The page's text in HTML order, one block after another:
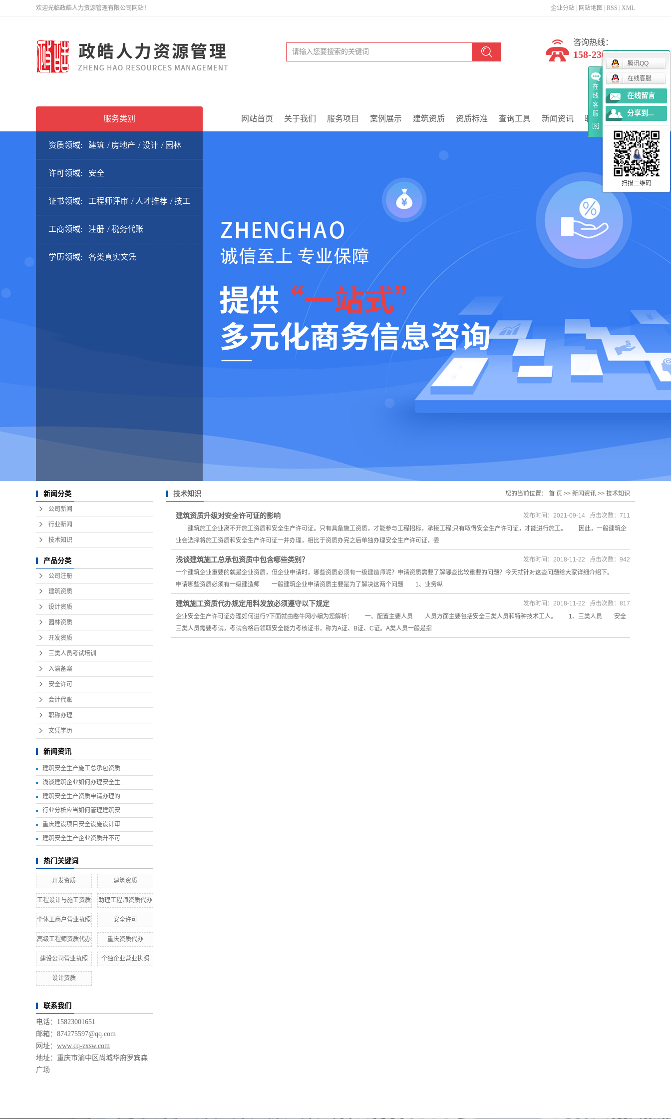
欢迎光临政皓人力资源管理有限公司网站！ 企业分站 网站地图 RSS XML
咨询热线：
158-2300-1651
服务类别 网站首页 关于我们 服务项目 案例展示 建筑资质 资质标准 查询工具 新闻资讯 联系我们
资质领域: 建筑 房地产 设计 园林
许可领域: 安全
证书领域: 工程师评审 人才推荐 技工
工商领域: 注册 税务代账
学历领域: 各类真实文凭
新闻分类
公司新闻
行业新闻
技术知识
产品分类
公司注册
建筑资质
设计资质
园林资质
开发资质
三类人员考试培训
入渝备案
安全许可
会计代账
职称办理
文凭学历
新闻资讯
建筑安全生产施工总承包资质...
浅谈建筑企业如何办理安全生...
建筑安全生产资质申请办理的...
行业分析应当如何管理建筑安...
重庆建设项目安全设施设计审...
建筑安全生产企业资质升不可...
热门关键词
开发资质 建筑资质
工程设计与施工资质 助理工程师资质代办
个体工商户营业执照 安全许可
高级工程师资质代办 重庆资质代办
建设公司营业执照 个独企业营业执照
设计资质
联系我们
电话：15823001651
邮箱：874275597@qq.com
网址： www.cq-zxsw.com
地址：重庆市渝中区尚城华府罗宾森
广场
技术知识 您的当前位置： 首 页 >> 新闻资讯 >> 技术知识
建筑资质升级对安全许可证的影响
建筑施工企业离不开施工资质和安全生产许可证。只有具备施工资质，才能参与工程招标，承接工程;只有取得安全生产许可证，才能进行施工。 因此，一般建筑企
业会选择将施工资质和安全生产许可证一并办理，相比于资质办完之后单独办理安全生产许可证，委
发布时间：2021-09-14 点击次数：711
浅谈建筑施工总承包资质中包含哪些类别？
一个建筑企业重要的就是企业资质，但企业申请时，哪些资质必须有一级建造师呢？申请资质需要了解哪些比较重要的问题？今天就针对这些问题给大家详细介绍下。
申请哪些资质必须有一级建造师 一般建筑企业申请资质主要是为了解决这两个问题 1、业务纵
发布时间：2018-11-22 点击次数：942
建筑施工资质代办规定用料发放必须遵守以下规定
企业安全生产许可证办理如何进行?下面就由憨牛网小编为您解析： 一、配置主要人员 人员方面主要包括安全三类人员和特种技术工人。 1、三类人员 安全
三类人员需要考试，考试合格后领取安全能力考核证书，称为A证、B证、C证。A类人员一般是指
发布时间：2018-11-22 点击次数：817
在
线
客
服
腾讯QQ
在线客服
在线留言
分享到...
扫描二维码